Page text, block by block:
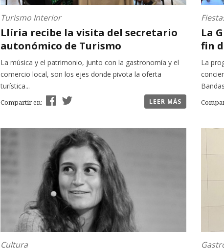
Turismo Interior
Llíria recibe la visita del secretario
autonómico de Turismo
La música y el patrimonio, junto con la gastronomía y el
comercio local, son los ejes donde pivota la oferta
turística...
Compartir en: LEER MÁS
La
fin
La
Cultura